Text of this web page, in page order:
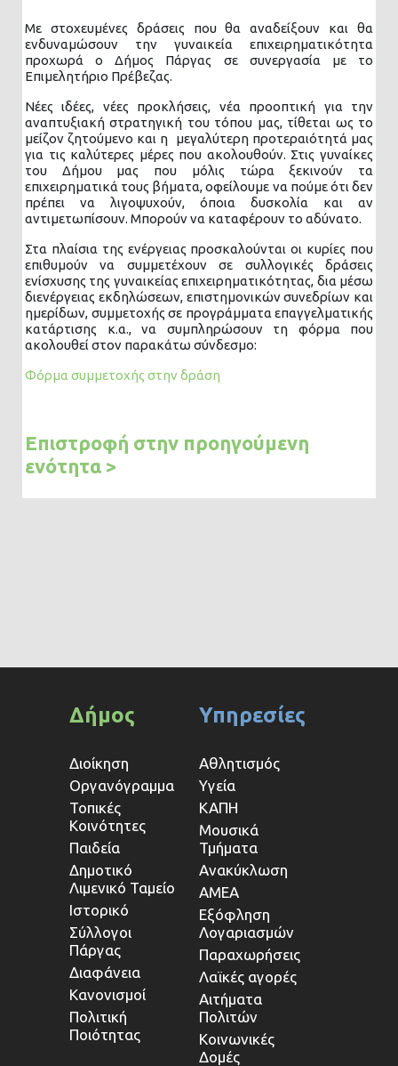
Με στοχευμένες δράσεις που θα αναδείξουν και θα
ενδυναμώσουν την γυναικεία επιχειρηματικότητα
προχωρά ο Δήμος Πάργας σε συνεργασία με το
Επιμελητήριο Πρέβεζας.
Νέες ιδέες, νέες προκλήσεις, νέα προοπτική για την
αναπτυξιακή στρατηγική του τόπου μας, τίθεται ως το
μείζον ζητούμενο και η μεγαλύτερη προτεραιότητά μας
για τις καλύτερες μέρες που ακολουθούν. Στις γυναίκες
του Δήμου μας που μόλις τώρα ξεκινούν τα
επιχειρηματικά τους βήματα, οφείλουμε να πούμε ότι δεν
πρέπει να λιγοψυχούν, όποια δυσκολία και αν
αντιμετωπίσουν. Μπορούν να καταφέρουν το αδύνατο.
Στα πλαίσια της ενέργειας προσκαλούνται οι κυρίες που
επιθυμούν να συμμετέχουν σε συλλογικές δράσεις
ενίσχυσης της γυναικείας επιχειρηματικότητας, δια μέσω
διενέργειας εκδηλώσεων, επιστημονικών συνεδρίων και
ημερίδων, συμμετοχής σε προγράμματα επαγγελματικής
κατάρτισης κ.α., να συμπληρώσουν τη φόρμα που
ακολουθεί στον παρακάτω σύνδεσμο:
Φόρμα συμμετοχής στην δράση
Επιστροφή στην προηγούμενη
ενότητα >
Δήμος
Διοίκηση
Οργανόγραμμα
Τοπικές
Κοινότητες
Παιδεία
Δημοτικό
Λιμενικό Ταμείο
Ιστορικό
Σύλλογοι
Πάργας
Διαφάνεια
Κανονισμοί
Πολιτική
Ποιότητας
Υπηρεσίες
Αθλητισμός
Υγεία
ΚΑΠΗ
Μουσικά
Τμήματα
Ανακύκλωση
ΑΜΕΑ
Εξόφληση
Λογαριασμών
Παραχωρήσεις
Λαϊκές αγορές
Αιτήματα
Πολιτών
Κοινωνικές
Δομές